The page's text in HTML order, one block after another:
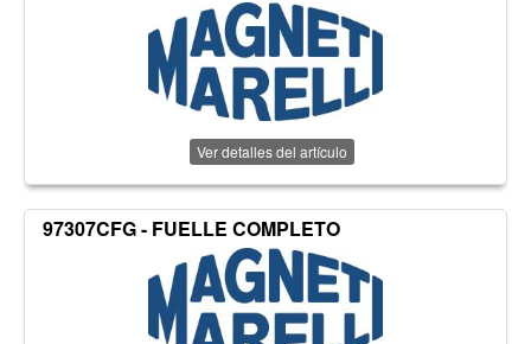
Ver detalles del artículo
97307CFG - FUELLE COMPLETO